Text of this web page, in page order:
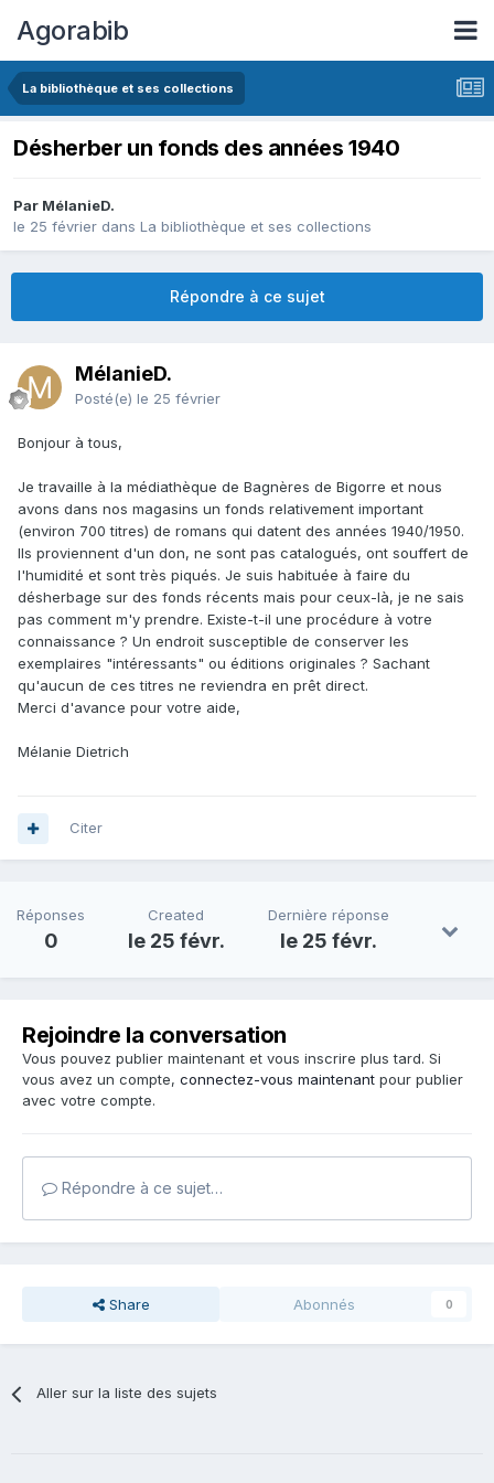
Agorabib
La bibliothèque et ses collections
Désherber un fonds des années 1940
Par MélanieD.
le 25 février dans La bibliothèque et ses collections
Répondre à ce sujet
MélanieD.
Posté(e) le 25 février
Bonjour à tous,
Je travaille à la médiathèque de Bagnères de Bigorre et nous
avons dans nos magasins un fonds relativement important
(environ 700 titres) de romans qui datent des années 1940/1950.
Ils proviennent d'un don, ne sont pas catalogués, ont souffert de
l'humidité et sont très piqués. Je suis habituée à faire du
désherbage sur des fonds récents mais pour ceux-là, je ne sais
pas comment m'y prendre. Existe-t-il une procédure à votre
connaissance ? Un endroit susceptible de conserver les
exemplaires "intéressants" ou éditions originales ? Sachant
qu'aucun de ces titres ne reviendra en prêt direct.
Merci d'avance pour votre aide,
Mélanie Dietrich
Citer
Réponses
0
Created
le 25 févr.
Dernière réponse
le 25 févr.
Rejoindre la conversation
Vous pouvez publier maintenant et vous inscrire plus tard. Si
vous avez un compte, connectez-vous maintenant pour publier
avec votre compte.
Répondre à ce sujet…
Share Abonnés 0
Aller sur la liste des sujets